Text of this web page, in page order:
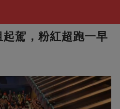
駕，粉紅超跑一早